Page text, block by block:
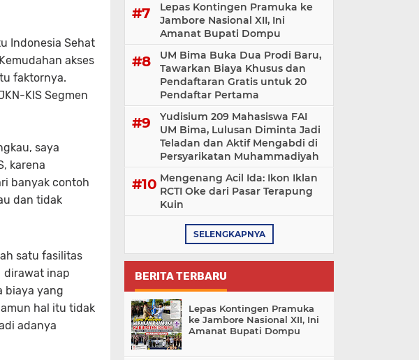
Indonesia Sehat
akses
faktornya.
KIS Segmen
saya
karena
banyak contoh
dan tidak
satu fasilitas
dirawat inap
biaya yang
hal itu tidak
adanya
Lepas Kontingen Pramuka ke
Jambore Nasional XII, Ini
Amanat Bupati Dompu
UM Bima Buka Dua Prodi Baru,
Tawarkan Biaya Khusus dan
Pendaftaran Gratis untuk 20
Pendaftar Pertama
Yudisium 209 Mahasiswa FAI
UM Bima, Lulusan Diminta Jadi
Teladan dan Aktif Mengabdi di
Persyarikatan Muhammadiyah
Mengenang Acil Ida: Ikon Iklan
RCTI Oke dari Pasar Terapung
Kuin
SELENGKAPNYA
BERITA TERBARU
Lepas Kontingen Pramuka
ke Jambore Nasional XII, Ini
Amanat Bupati Dompu